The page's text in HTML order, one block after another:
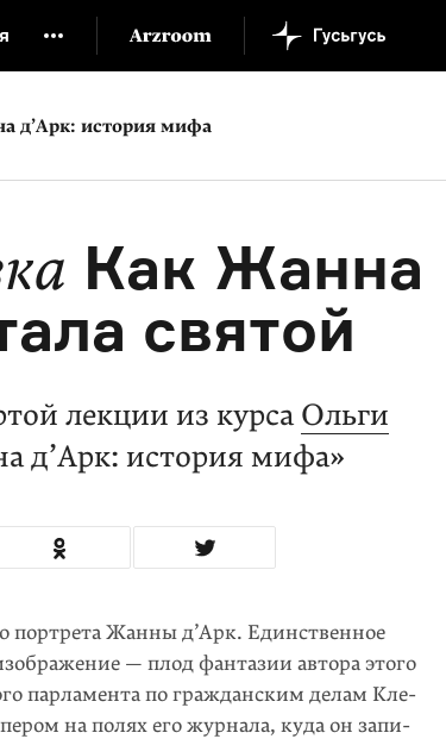
д’Арк: история мифа
язык от «гой еси» до «лол кек»
Как Жанна
святой
лекции из курса Ольги
д’Арк: история мифа»
портрета Жанны д’Арк. Единственное
— плод фантазии автора этого
парламента по гражданским делам Кле­
на полях его журнала, куда он запи­